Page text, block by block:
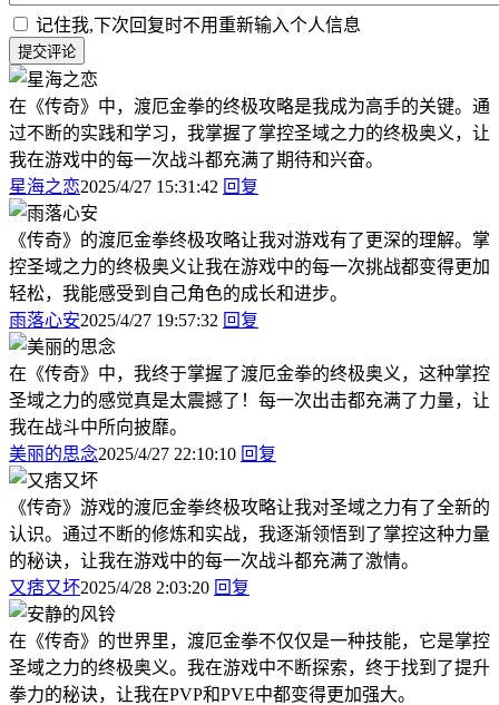
记住我,下次回复时不用重新输入个人信息
提交评论
在《传奇》中，渡厄金拳的终极攻略是我成为高手的关键。通
过不断的实践和学习，我掌握了掌控圣域之力的终极奥义，让
我在游戏中的每一次战斗都充满了期待和兴奋。
星海之恋2025/4/27 15:31:42 回复
《传奇》的渡厄金拳终极攻略让我对游戏有了更深的理解。掌
控圣域之力的终极奥义让我在游戏中的每一次挑战都变得更加
轻松，我能感受到自己角色的成长和进步。
雨落心安2025/4/27 19:57:32 回复
在《传奇》中，我终于掌握了渡厄金拳的终极奥义，这种掌控
圣域之力的感觉真是太震撼了！每一次出击都充满了力量，让
我在战斗中所向披靡。
美丽的思念2025/4/27 22:10:10 回复
《传奇》游戏的渡厄金拳终极攻略让我对圣域之力有了全新的
认识。通过不断的修炼和实战，我逐渐领悟到了掌控这种力量
的秘诀，让我在游戏中的每一次战斗都充满了激情。
又痞又坏2025/4/28 2:03:20 回复
在《传奇》的世界里，渡厄金拳不仅仅是一种技能，它是掌控
圣域之力的终极奥义。我在游戏中不断探索，终于找到了提升
拳力的秘诀，让我在PVP和PVE中都变得更加强大。